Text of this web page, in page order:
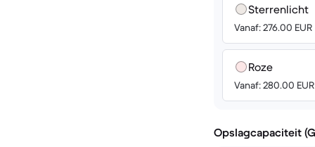
Sterrenlicht
Vanaf: 276.00 EUR
Roze
Vanaf: 280.00 EUR
Opslagcapaciteit